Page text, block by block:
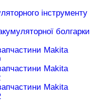
інструменту
болгарки
Makita
Makita
Makita